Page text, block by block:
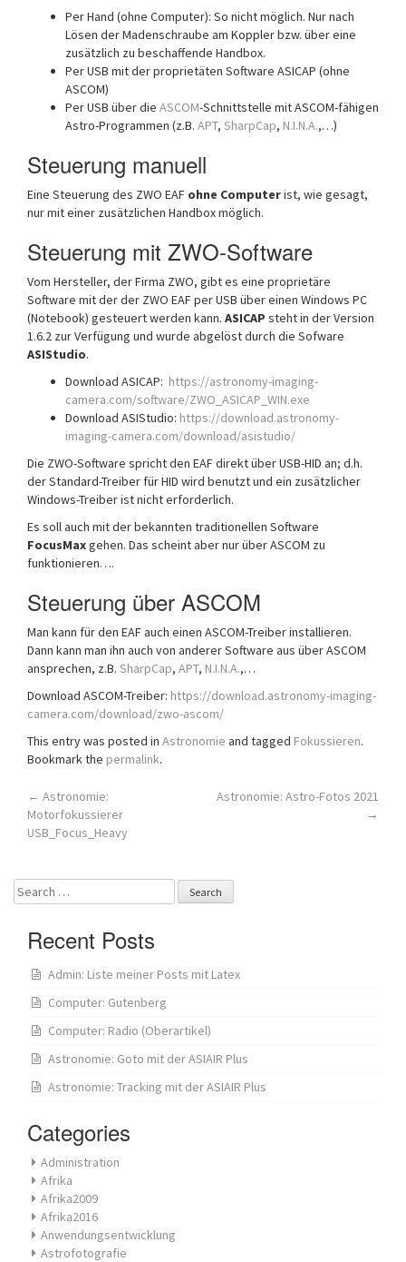
Per Hand (ohne Computer): So nicht möglich. Nur nach
Lösen der Madenschraube am Koppler bzw. über eine
zusätzlich zu beschaffende Handbox.
Per USB mit der proprietäten Software ASICAP (ohne
ASCOM)
Per USB über die ASCOM-Schnittstelle mit ASCOM-fähigen
Astro-Programmen (z.B. APT, SharpCap, N.I.N.A.,…)
Steuerung manuell
Eine Steuerung des ZWO EAF ohne Computerist, wie gesagt,
nur mit einer zusätzlichen Handbox möglich.
Steuerung mit ZWO-Software
Vom Hersteller, der Firma ZWO, gibt es eine proprietäre
Software mit der der ZWO EAF per USB über einen Windows PC
(Notebook) gesteuert werden kann. ASICAP steht in der Version
1.6.2 zur Verfügung und wurde abgelöst durch die Sofware
ASIStudio.
Download ASICAP: https://astronomy-imaging-
camera.com/software/ZWO_ASICAP_WIN.exe
Download ASIStudio: https://download.astronomy-
imaging-camera.com/download/asistudio/
Die ZWO-Software spricht den EAF direkt über USB-HID an; d.h.
der Standard-Treiber für HID wird benutzt und ein zusätzlicher
Windows-Treiber ist nicht erforderlich.
Es soll auch mit der bekannten traditionellen Software
FocusMaxgehen. Das scheint aber nur über ASCOM zu
funktionieren….
Steuerung über ASCOM
Man kann für den EAF auch einen ASCOM-Treiber installieren.
Dann kann man ihn auch von anderer Software aus über ASCOM
ansprechen, z.B. SharpCap, APT, N.I.N.A.,…
Download ASCOM-Treiber: https://download.astronomy-imaging-
camera.com/download/zwo-ascom/
This entry was posted in Astronomie and tagged Fokussieren.
Bookmark the permalink.
Post
navigation
← Astronomie:
Motorfokussierer
USB_Focus_Heavy
Astronomie: Astro-Fotos 2021
→
Search
for:
Recent Posts
Admin: Liste meiner Posts mit Latex
Computer: Gutenberg
Computer: Radio (Oberartikel)
Astronomie: Goto mit der ASIAIR Plus
Astronomie: Tracking mit der ASIAIR Plus
Categories
Administration
Afrika
Afrika2009
Afrika2016
Anwendungsentwicklung
Astrofotografie